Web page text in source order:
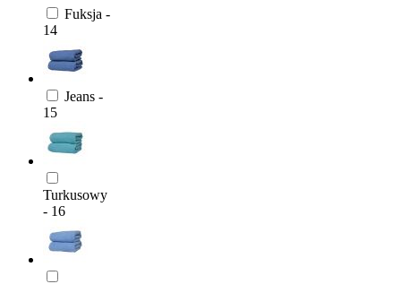
Fuksja -
14
Jeans -
15
Turkusowy
- 16